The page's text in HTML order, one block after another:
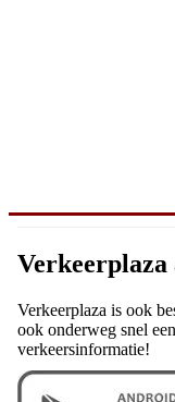
Verkeerplaza
Verkeerplaza is ook
ook onderweg snel
verkeersinformatie!